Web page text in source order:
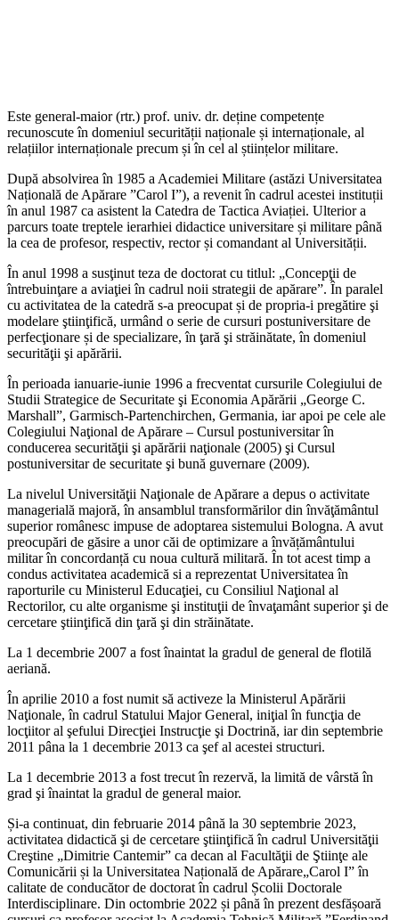
Este general-maior (rtr.) prof. univ. dr. deține competențe
recunoscute în domeniul securității naționale și internaționale, al
relațiilor internaționale precum și în cel al științelor militare.
După absolvirea în 1985 a Academiei Militare (astăzi Universitatea
Națională de Apărare ”Carol I”), a revenit în cadrul acestei instituții
în anul 1987 ca asistent la Catedra de Tactica Aviației. Ulterior a
parcurs toate treptele ierarhiei didactice universitare și militare până
la cea de profesor, respectiv, rector și comandant al Universității.
În anul 1998 a susţinut teza de doctorat cu titlul: „Concepţii de
întrebuinţare a aviaţiei în cadrul noii strategii de apărare”. În paralel
cu activitatea de la catedră s-a preocupat și de propria-i pregătire şi
modelare ştiinţifică, urmând o serie de cursuri postuniversitare de
perfecţionare și de specializare, în ţară şi străinătate, în domeniul
securităţii şi apărării.
În perioada ianuarie-iunie 1996 a frecventat cursurile Colegiului de
Studii Strategice de Securitate şi Economia Apărării „George C.
Marshall”, Garmisch-Partenchirchen, Germania, iar apoi pe cele ale
Colegiului Naţional de Apărare – Cursul postuniversitar în
conducerea securităţii şi apărării naţionale (2005) şi Cursul
postuniversitar de securitate şi bună guvernare (2009).
La nivelul Universităţii Naţionale de Apărare a depus o activitate
managerială majoră, în ansamblul transformărilor din învăţământul
superior românesc impuse de adoptarea sistemului Bologna. A avut
preocupări de găsire a unor căi de optimizare a învățământului
militar în concordanță cu noua cultură militară. În tot acest timp a
condus activitatea academică si a reprezentat Universitatea în
raporturile cu Ministerul Educaţiei, cu Consiliul Naţional al
Rectorilor, cu alte organisme şi instituţii de învaţamânt superior şi de
cercetare ştiinţifică din ţară şi din străinătate.
La 1 decembrie 2007 a fost înaintat la gradul de general de flotilă
aeriană.
În aprilie 2010 a fost numit să activeze la Ministerul Apărării
Naţionale, în cadrul Statului Major General, iniţial în funcţia de
locţiitor al şefului Direcţiei Instrucţie şi Doctrină, iar din septembrie
2011 pâna la 1 decembrie 2013 ca şef al acestei structuri.
La 1 decembrie 2013 a fost trecut în rezervă, la limită de vârstă în
grad şi înaintat la gradul de general maior.
Și-a continuat, din februarie 2014 până la 30 septembrie 2023,
activitatea didactică şi de cercetare ştiinţifică în cadrul Universităţii
Creştine „Dimitrie Cantemir” ca decan al Facultăţii de Ştiinţe ale
Comunicării și la Universitatea Națională de Apărare„Carol I” în
calitate de conducător de doctorat în cadrul Școlii Doctorale
Interdisciplinare. Din octombrie 2022 și până în prezent desfășoară